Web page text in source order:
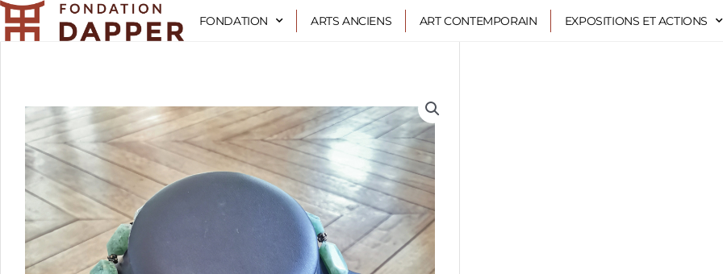
Aller
au
FONDATION ARTS ANCIENS ART CONTEMPORAIN EXPOSITIONS ET ACTIONS